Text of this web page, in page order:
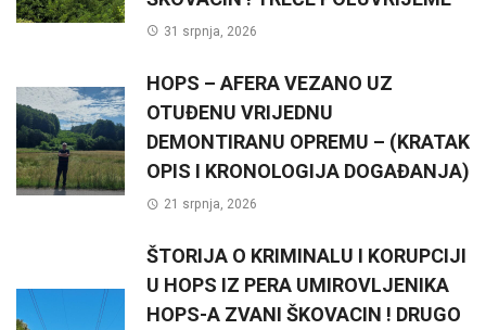
31 srpnja, 2026
HOPS – AFERA VEZANO UZ
OTUĐENU VRIJEDNU
DEMONTIRANU OPREMU – (KRATAK
OPIS I KRONOLOGIJA DOGAĐANJA)
21 srpnja, 2026
ŠTORIJA O KRIMINALU I KORUPCIJI
U HOPS IZ PERA UMIROVLJENIKA
HOPS-A ZVANI ŠKOVACIN ! DRUGO